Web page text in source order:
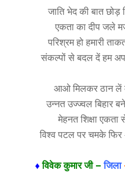
जाति भेद की बात छोड़
एकता का दीप जले
परिश्रम हो हमारी
संकल्पों से बदल दें हम
आओ मिलकर ठान लें
उन्नत उज्ज्वल बिहार
मेहनत शिक्षा एकता
विश्व पटल पर चमके फिर
♦विवेक कुमार जी –जिला